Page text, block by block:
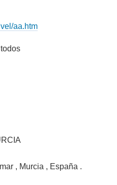
aa.htm
, Murcia , España .